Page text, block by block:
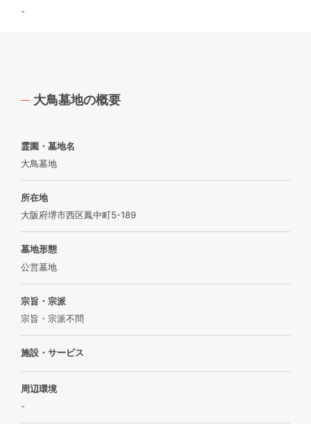
-
大鳥墓地の概要
霊園・墓地名
大鳥墓地
所在地
大阪府堺市西区鳳中町5-189
墓地形態
公営墓地
宗旨・宗派
宗旨・宗派不問
施設・サービス
周辺環境
-